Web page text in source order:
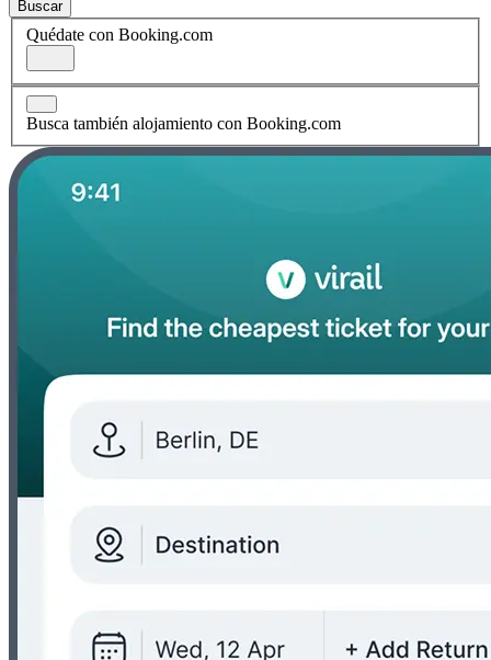
Buscar
Quédate con Booking.com
Busca también alojamiento con Booking.com